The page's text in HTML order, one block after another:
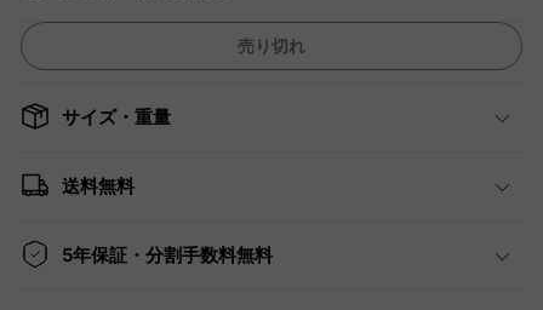
売り切れ
サイズ・重量
送料無料
5年保証・分割手数料無料